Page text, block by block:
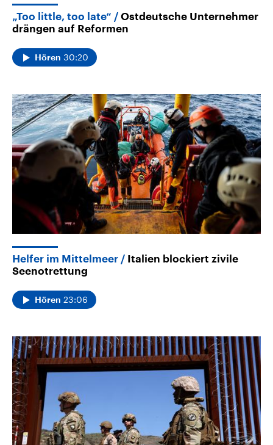
„Too little, too late“
Ostdeutsche Unternehmer
drängen auf Reformen
Hören 30:20
Helfer im Mittelmeer
Italien blockiert zivile
Seenotrettung
Hören 23:06